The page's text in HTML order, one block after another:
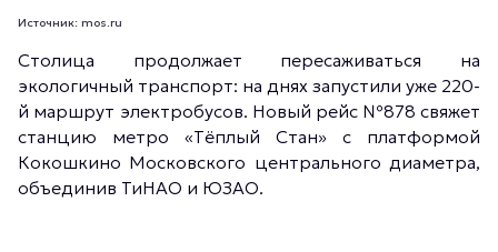
Молодёжь Москвы профессиональная
Молодёжь Москвы туристическая
Все новости
Источник: mos.ru
Столица продолжает пересаживаться на
экологичный транспорт: на днях запустили уже 220-
й маршрут электробусов. Новый рейс №878 свяжет
станцию метро «Тёплый Стан» с платформой
Кокошкино Московского центрального диаметра,
объединив ТиНАО и ЮЗАО.